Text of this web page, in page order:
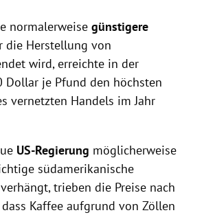
normalerweise günstigere
die Herstellung von
wird, erreichte in der
Dollar je Pfund den höchsten
vernetzten Handels im Jahr
US-Regierung möglicherweise
südamerikanische
trieben die Preise nach
Kaffee aufgrund von Zöllen